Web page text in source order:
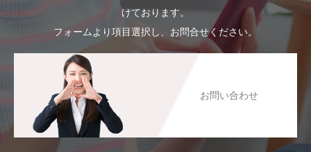
けております。
フォームより項目選択し、お問合せください。
お問い合わせ